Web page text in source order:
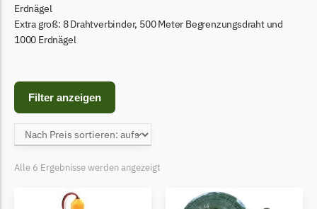
Bosch Indego Messer
Begrenzungsdraht
Central Park Messer
Begrenzungsdraht
Cramer
Begrenzungsdraht
Cub Cadet
Erdnägel
Extra groß: 8 Drahtverbinder, 500 Meter Begrenzungsdraht und
1000 Erdnägel
Filter anzeigen
Alle 6 Ergebnisse werden angezeigt